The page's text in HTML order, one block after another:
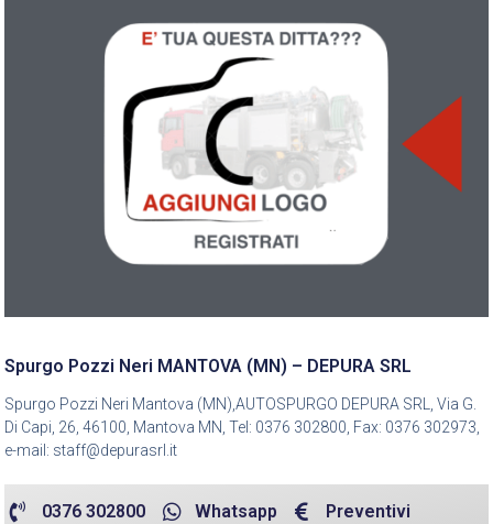
Spurgo Pozzi Neri MANTOVA (MN) – DEPURA SRL
Spurgo Pozzi Neri Mantova (MN),AUTOSPURGO DEPURA SRL, Via G.
Di Capi, 26, 46100, Mantova MN, Tel: 0376 302800, Fax: 0376 302973,
e-mail: staff@depurasrl.it
0376 302800 Whatsapp Preventivi